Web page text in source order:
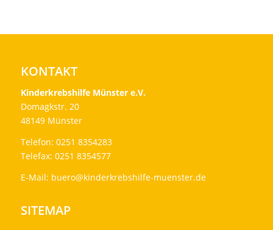
KONTAKT
Kinderkrebshilfe Münster e.V.
Domagkstr. 20
48149 Münster
Telefon: 0251 8354283
Telefax: 0251 8354577
E-Mail: buero@kinderkrebshilfe-muenster.de
SITEMAP